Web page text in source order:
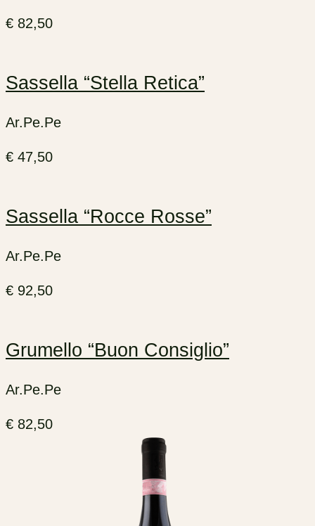
€ 82,50
Sassella “Stella Retica”
Ar.Pe.Pe
€ 47,50
Sassella “Rocce Rosse”
Ar.Pe.Pe
€ 92,50
Grumello “Buon Consiglio”
Ar.Pe.Pe
€ 82,50